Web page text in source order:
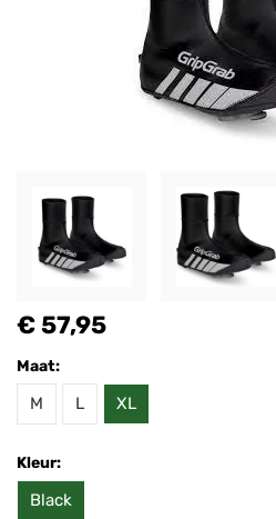
€ 57,95
Maat:
M L XL
Kleur:
Black